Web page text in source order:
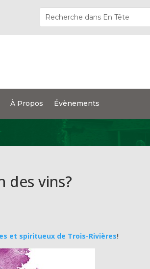
À Propos Évènements
des vins?
et spiritueux de Trois-Rivières!